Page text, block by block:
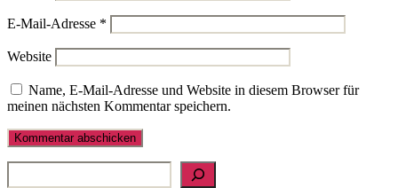
E-Mail-Adresse *
Website
Name, E-Mail-Adresse und Website in diesem Browser für
meinen nächsten Kommentar speichern.
Suchen